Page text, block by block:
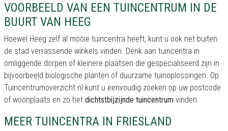
VOORBEELD VAN EEN TUINCENTRUM IN DE
BUURT VAN HEEG
Hoewel Heeg zelf al mooie tuincentra heeft, kunt u ook net buiten
de stad verrassende winkels vinden. Denk aan tuincentra in
omliggende dorpen of kleinere plaatsen die gespecialiseerd zijn in
bijvoorbeeld biologische planten of duurzame tuinoplossingen. Op
Tuincentrumoverzicht.nl kunt u eenvoudig zoeken op uw postcode
of woonplaats en zo het dichtstbijzijnde tuincentrum vinden.
MEER TUINCENTRA IN FRIESLAND